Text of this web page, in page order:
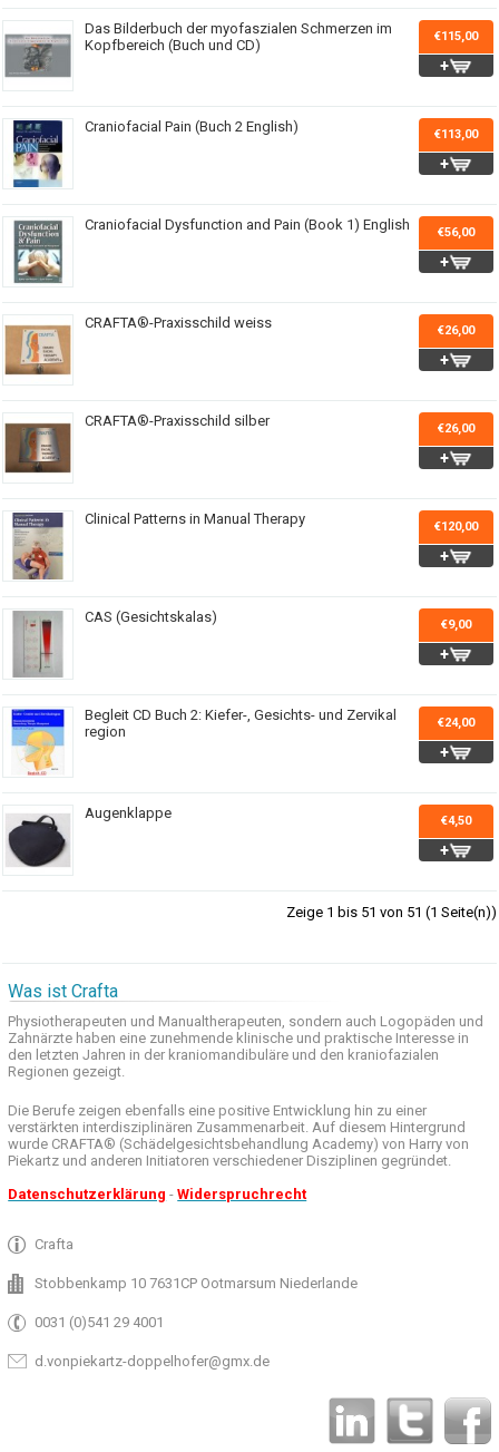
Das Bilderbuch der myofaszialen Schmerzen im
Kopfbereich (Buch und CD)
€115,00
Craniofacial Pain (Buch 2 English) €113,00
Craniofacial Dysfunction and Pain (Book 1) English €56,00
CRAFTA®-Praxisschild weiss €26,00
CRAFTA®-Praxisschild silber €26,00
Clinical Patterns in Manual Therapy €120,00
CAS (Gesichtskalas) €9,00
Begleit CD Buch 2: Kiefer-, Gesichts- und Zervikal
region
€24,00
Augenklappe €4,50
Zeige 1 bis 51 von 51 (1 Seite(n))
Was ist Crafta
Physiotherapeuten und Manualtherapeuten, sondern auch Logopäden und
Zahnärzte haben eine zunehmende klinische und praktische Interesse in
den letzten Jahren in der kraniomandibuläre und den kraniofazialen
Regionen gezeigt.
Die Berufe zeigen ebenfalls eine positive Entwicklung hin zu einer
verstärkten interdisziplinären Zusammenarbeit. Auf diesem Hintergrund
wurde CRAFTA® (Schädelgesichtsbehandlung Academy) von Harry von
Piekartz und anderen Initiatoren verschiedener Disziplinen gegründet.
Datenschutzerklärung -Widerspruchrecht
Crafta
Stobbenkamp 10 7631CP Ootmarsum Niederlande
0031 (0)541 29 4001
d.vonpiekartz-doppelhofer@gmx.de